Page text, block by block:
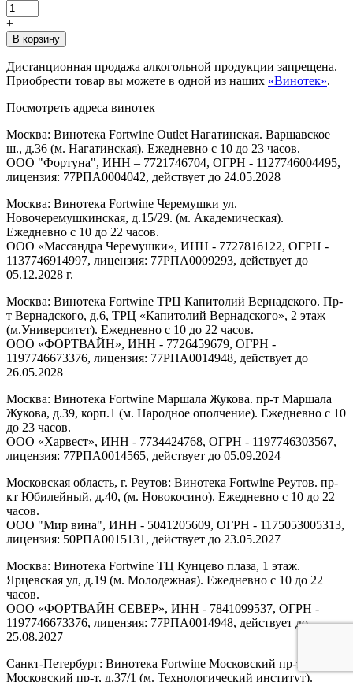
+
В корзину
Дистанционная продажа алкогольной продукции запрещена.
Приобрести товар вы можете в одной из наших «Винотек».
Посмотреть адреса винотек
Москва: Винотека Fortwine Outlet Нагатинская. Варшавское
ш., д.36 (м. Нагатинская). Ежедневно с 10 до 23 часов.
ООО "Фортуна", ИНН – 7721746704, ОГРН - 1127746004495,
лицензия: 77РПА0004042, действует до 24.05.2028
Москва: Винотека Fortwine Черемушки ул.
Новочеремушкинская, д.15/29. (м. Академическая).
Ежедневно с 10 до 22 часов.
ООО «Массандра Черемушки», ИНН - 7727816122, ОГРН -
1137746914997, лицензия: 77РПА0009293, действует до
05.12.2028 г.
Москва: Винотека Fortwine ТРЦ Капитолий Вернадского. Пр-
т Вернадского, д.6, ТРЦ «Капитолий Вернадского», 2 этаж
(м.Университет). Ежедневно с 10 до 22 часов.
ООО «ФОРТВАЙН», ИНН - 7726459679, ОГРН -
1197746673376, лицензия: 77РПА0014948, действует до
26.05.2028
Москва: Винотека Fortwine Маршала Жукова. пр-т Маршала
Жукова, д.39, корп.1 (м. Народное ополчение). Ежедневно с 10
до 23 часов.
ООО «Харвест», ИНН - 7734424768, ОГРН - 1197746303567,
лицензия: 77РПА0014565, действует до 05.09.2024
Московская область, г. Реутов: Винотека Fortwine Реутов. пр-
кт Юбилейный, д.40, (м. Новокосино). Ежедневно с 10 до 22
часов.
ООО "Мир вина", ИНН - 5041205609, ОГРН - 1175053005313,
лицензия: 50РПА0015131, действует до 23.05.2027
Москва: Винотека Fortwine ТЦ Кунцево плаза, 1 этаж.
Ярцевская ул, д.19 (м. Молодежная). Ежедневно с 10 до 22
часов.
ООО «ФОРТВАЙН СЕВЕР», ИНН - 7841099537, ОГРН -
1197746673376, лицензия: 77РПА0014948, действует до
25.08.2027
Санкт-Петербург: Винотека Fortwine Московский пр-т.
Московский пр-т, д.37/1 (м. Технологический институт).